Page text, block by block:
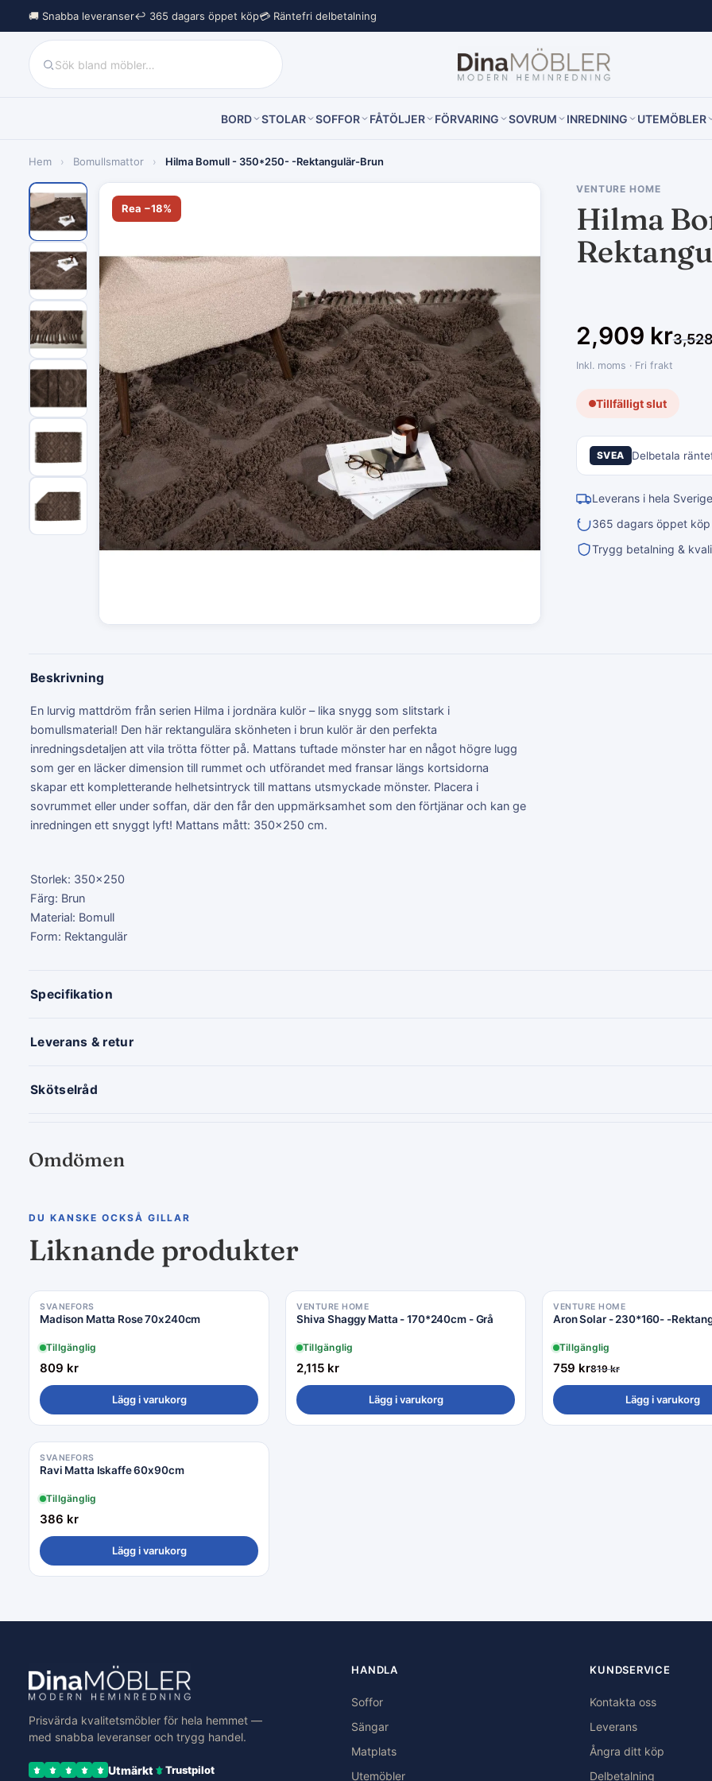
🚚 Snabba leveranser↩︎ 365 dagars öppet köp💳 Räntefri delbetalning
BORD STOLAR SOFFOR FÅTÖLJER FÖRVARING SOVRUM INREDNING UTEMÖBLER
Hem › Bomullsmattor › Hilma Bomull - 350*250- -Rektangulär-Brun
Rea −18%
VENTURE HOME
Hilma
2,909 kr
Inkl. moms · Fri frakt
Tillfälligt slut
SVEA Delbetala
Leverans i hela Sverige
365 dagars öppet
Trygg betalning &
Beskrivning
En lurvig mattdröm från serien Hilma i jordnära kulör – lika snygg som slitstark i
bomullsmaterial! Den här rektangulära skönheten i brun kulör är den perfekta
inredningsdetaljen att vila trötta fötter på. Mattans tuftade mönster har en något högre lugg
som ger en läcker dimension till rummet och utförandet med fransar längs kortsidorna
skapar ett kompletterande helhetsintryck till mattans utsmyckade mönster. Placera i
sovrummet eller under soffan, där den får den uppmärksamhet som den förtjänar och kan ge
inredningen ett snyggt lyft! Mattans mått: 350x250 cm.
Storlek: 350x250
Färg: Brun
Material: Bomull
Form: Rektangulär
Specifikation
Leverans & retur
Skötselråd
Omdömen
DU KANSKE OCKSÅ GILLAR
Liknande produkter
SVANEFORS
Madison Matta Rose 70x240cm
Tillgänglig
809 kr
Lägg i varukorg
VENTURE HOME
Shiva Shaggy Matta - 170*240cm - Grå
Tillgänglig
2,115 kr
Lägg i varukorg
Rea −7%
VENTURE HOME
Aron Solar - 230*160- -
Tillgänglig
759 kr819kr
Lägg i varukorg
SVANEFORS
Ravi Matta Iskaffe 60x90cm
Tillgänglig
386 kr
Lägg i varukorg
Prisvärda kvalitetsmöbler för hela hemmet —
med snabba leveranser och trygg handel.
Utmärkt Trustpilot
HANDLA
Soffor
Sängar
Matplats
Utemöbler
KUNDSERVICE
Kontakta oss
Leverans
Ångra ditt köp
Delbetalning